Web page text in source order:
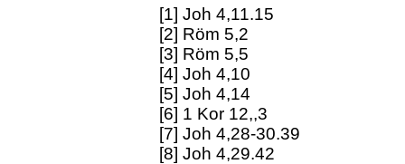
[1] Joh 4,11.15
[2] Röm 5,2
[3] Röm 5,5
[4] Joh 4,10
[5] Joh 4,14
[6] 1 Kor 12,,3
[7] Joh 4,28-30.39
[8] Joh 4,29.42